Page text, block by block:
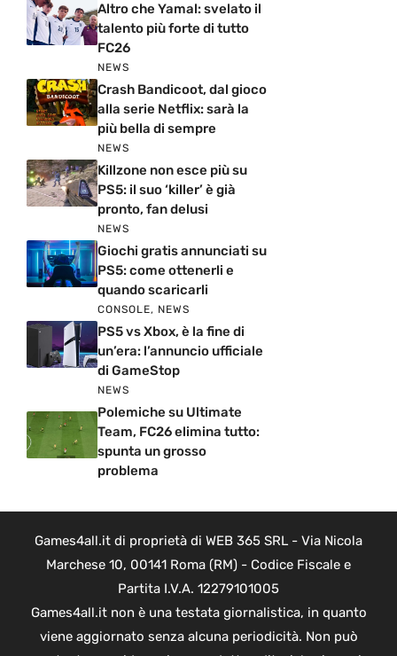
Altro che Yamal: svelato il
talento più forte di tutto
FC26
NEWS
Crash Bandicoot, dal gioco
alla serie Netflix: sarà la
più bella di sempre
NEWS
Killzone non esce più su
PS5: il suo ‘killer’ è già
pronto, fan delusi
NEWS
Giochi gratis annunciati su
PS5: come ottenerli e
quando scaricarli
CONSOLE, NEWS
PS5 vs Xbox, è la fine di
un’era: l’annuncio ufficiale
di GameStop
NEWS
Polemiche su Ultimate
Team, FC26 elimina tutto:
spunta un grosso
problema
Games4all.it di proprietà di WEB 365 SRL - Via Nicola
Marchese 10, 00141 Roma (RM) - Codice Fiscale e
Partita I.V.A. 12279101005
Games4all.it non è una testata giornalistica, in quanto
viene aggiornato senza alcuna periodicità. Non può